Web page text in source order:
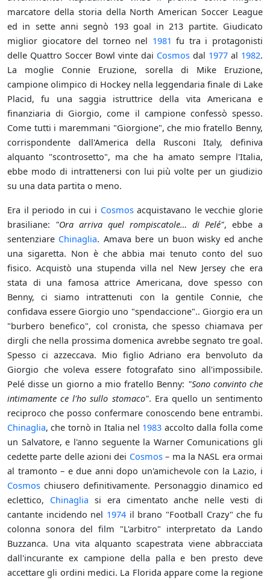
marcatore della storia della North American Soccer League
ed in sette anni segnò 193 goal in 213 partite. Giudicato
miglior giocatore del torneo nel 1981 fu tra i protagonisti
delle Quattro Soccer Bowl vinte dai Cosmos dal 1977 al 1982.
La moglie Connie Eruzione, sorella di Mike Eruzione,
campione olimpico di Hockey nella leggendaria finale di Lake
Placid, fu una saggia istruttrice della vita Americana e
finanziaria di Giorgio, come il campione confessò spesso.
Come tutti i maremmani "Giorgione", che mio fratello Benny,
corrispondente dall'America della Rusconi Italy, definiva
alquanto "scontrosetto", ma che ha amato sempre l'Italia,
ebbe modo di intrattenersi con lui più volte per un giudizio
su una data partita o meno.
Era il periodo in cui i Cosmosacquistavano le vecchie glorie
brasiliane: "Ora arriva quel rompiscatole… di Pelé", ebbe a
sentenziare Chinaglia. Amava bere un buon wisky ed anche
una sigaretta. Non è che abbia mai tenuto conto del suo
fisico. Acquistò una stupenda villa nel New Jersey che era
stata di una famosa attrice Americana, dove spesso con
Benny, ci siamo intrattenuti con la gentile Connie, che
confidava essere Giorgio uno "spendaccione".. Giorgio era un
"burbero benefico", col cronista, che spesso chiamava per
dirgli che nella prossima domenica avrebbe segnato tre goal.
Spesso ci azzeccava. Mio figlio Adriano era benvoluto da
Giorgio che voleva essere fotografato sino all'impossibile.
Pelé disse un giorno a mio fratello Benny: "Sono convinto che
intimamente ce l'ho sullo stomaco". Era quello un sentimento
reciproco che posso confermare conoscendo bene entrambi.
Chinaglia, che tornò in Italia nel 1983 accolto dalla folla come
un Salvatore, e l'anno seguente la Warner Comunications gli
cedette parte delle azioni dei Cosmos– ma la NASL era ormai
al tramonto – e due anni dopo un'amichevole con la Lazio, i
Cosmos chiusero definitivamente. Personaggio dinamico ed
eclettico, Chinaglia si era cimentato anche nelle vesti di
cantante incidendo nel 1974 il brano "Football Crazy" che fu
colonna sonora del film "L'arbitro" interpretato da Lando
Buzzanca. Una vita alquanto scapestrata viene abbracciata
dall'incurante ex campione della palla e ben presto deve
accettare gli ordini medici. La Florida appare come la regione